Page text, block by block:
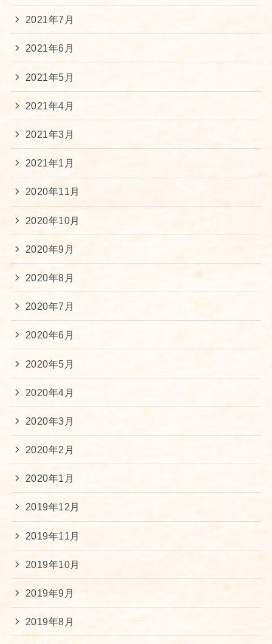
2021年7月
2021年6月
2021年5月
2021年4月
2021年3月
2021年1月
2020年11月
2020年10月
2020年9月
2020年8月
2020年7月
2020年6月
2020年5月
2020年4月
2020年3月
2020年2月
2020年1月
2019年12月
2019年11月
2019年10月
2019年9月
2019年8月